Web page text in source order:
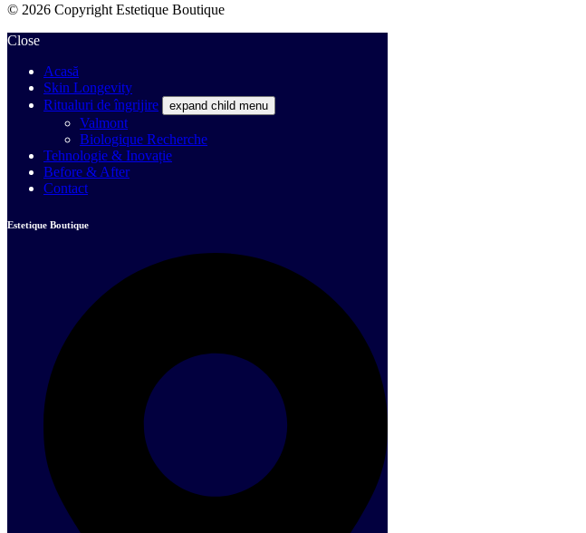
© 2026 Copyright Estetique Boutique
Close
Acasă
Skin Longevity
Ritualuri de îngrijire
expand child menu
Valmont
Biologique Recherche
Tehnologie & Inovație
Before & After
Contact
Estetique Boutique